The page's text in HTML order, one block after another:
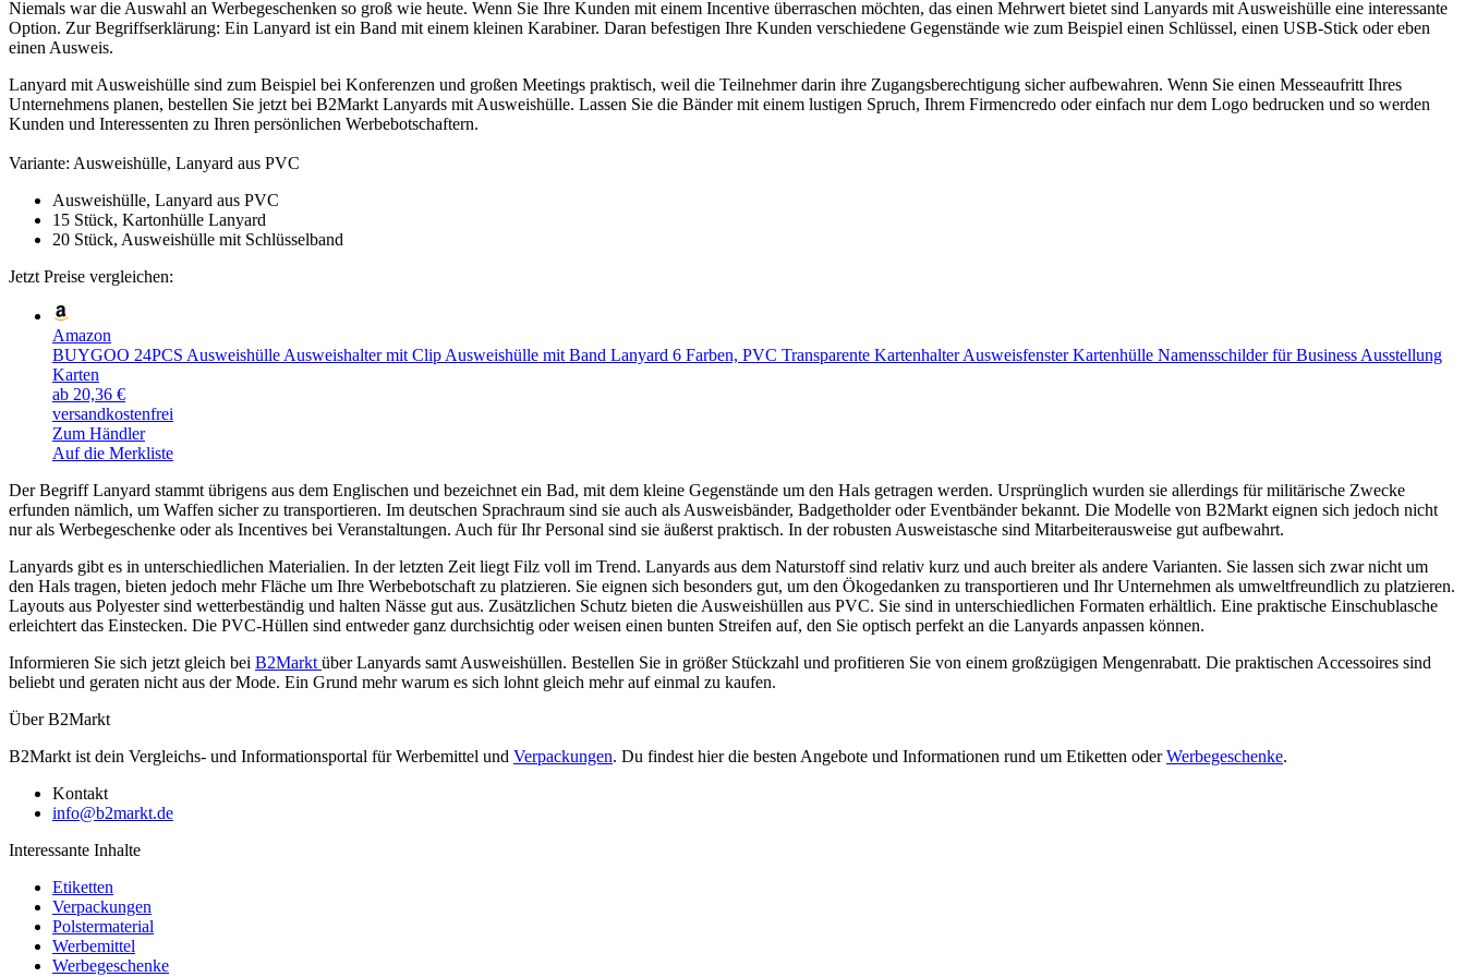
Niemals war die Auswahl an Werbegeschenken so groß wie heute. Wenn Sie Ihre Kunden mit einem Incentive überraschen möchten, das einen Mehrwert bietet sind Lanyards mit Ausweishülle eine interessante
Option. Zur Begriffserklärung: Ein Lanyard ist ein Band mit einem kleinen Karabiner. Daran befestigen Ihre Kunden verschiedene Gegenstände wie zum Beispiel einen Schlüssel, einen USB-Stick oder eben
einen Ausweis.
Lanyard mit Ausweishülle sind zum Beispiel bei Konferenzen und großen Meetings praktisch, weil die Teilnehmer darin ihre Zugangsberechtigung sicher aufbewahren. Wenn Sie einen Messeaufritt Ihres
Unternehmens planen, bestellen Sie jetzt bei B2Markt Lanyards mit Ausweishülle. Lassen Sie die Bänder mit einem lustigen Spruch, Ihrem Firmencredo oder einfach nur dem Logo bedrucken und so werden
Kunden und Interessenten zu Ihren persönlichen Werbebotschaftern.
Variante: Ausweishülle, Lanyard aus PVC
Ausweishülle, Lanyard aus PVC
15 Stück, Kartonhülle Lanyard
20 Stück, Ausweishülle mit Schlüsselband
Jetzt Preise vergleichen:
Amazon
BUYGOO 24PCS Ausweishülle Ausweishalter mit Clip Ausweishülle mit Band Lanyard 6 Farben, PVC Transparente Kartenhalter Ausweisfenster Kartenhülle Namensschilder für Business Ausstellung
Karten
ab 20,36 €
versandkostenfrei
Zum Händler
Auf die Merkliste
Der Begriff Lanyard stammt übrigens aus dem Englischen und bezeichnet ein Bad, mit dem kleine Gegenstände um den Hals getragen werden. Ursprünglich wurden sie allerdings für militärische Zwecke
erfunden nämlich, um Waffen sicher zu transportieren. Im deutschen Sprachraum sind sie auch als Ausweisbänder, Badgetholder oder Eventbänder bekannt. Die Modelle von B2Markt eignen sich jedoch nicht
nur als Werbegeschenke oder als Incentives bei Veranstaltungen. Auch für Ihr Personal sind sie äußerst praktisch. In der robusten Ausweistasche sind Mitarbeiterausweise gut aufbewahrt.
Lanyards gibt es in unterschiedlichen Materialien. In der letzten Zeit liegt Filz voll im Trend. Lanyards aus dem Naturstoff sind relativ kurz und auch breiter als andere Varianten. Sie lassen sich zwar nicht um
den Hals tragen, bieten jedoch mehr Fläche um Ihre Werbebotschaft zu platzieren. Sie eignen sich besonders gut, um den Ökogedanken zu transportieren und Ihr Unternehmen als umweltfreundlich zu platzieren.
Layouts aus Polyester sind wetterbeständig und halten Nässe gut aus. Zusätzlichen Schutz bieten die Ausweishüllen aus PVC. Sie sind in unterschiedlichen Formaten erhältlich. Eine praktische Einschublasche
erleichtert das Einstecken. Die PVC-Hüllen sind entweder ganz durchsichtig oder weisen einen bunten Streifen auf, den Sie optisch perfekt an die Lanyards anpassen können.
Informieren Sie sich jetzt gleich bei B2Markt über Lanyards samt Ausweishüllen. Bestellen Sie in größer Stückzahl und profitieren Sie von einem großzügigen Mengenrabatt. Die praktischen Accessoires sind
beliebt und geraten nicht aus der Mode. Ein Grund mehr warum es sich lohnt gleich mehr auf einmal zu kaufen.
Über B2Markt
B2Markt ist dein Vergleichs- und Informationsportal für Werbemittel und Verpackungen. Du findest hier die besten Angebote und Informationen rund um Etiketten oderWerbegeschenke.
Kontakt
info@b2markt.de
Interessante Inhalte
Etiketten
Verpackungen
Polstermaterial
Werbemittel
Werbegeschenke